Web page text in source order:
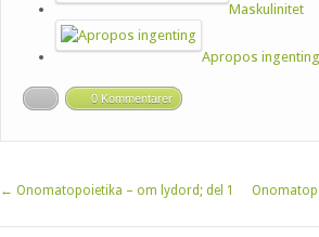
Maskulinitet
Apropos ingenting
0 Kommentarer
← Onomatopoietika – om lydord; del 1